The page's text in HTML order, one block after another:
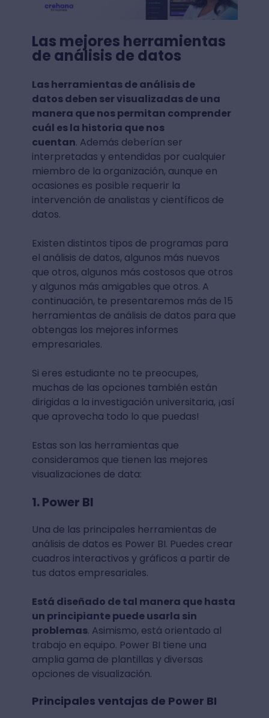
Las mejores herramientas
de análisis de datos
Las herramientas de análisis de
datos deben ser visualizadas de una
manera que nos permitan comprender
cuál es la historia que nos
cuentan. Además deberían ser
interpretadas y entendidas por cualquier
miembro de la organización, aunque en
ocasiones es posible requerir la
intervención de analistas y científicos de
datos.
Existen distintos tipos de programas para
el análisis de datos, algunos más nuevos
que otros, algunos más costosos que otros
y algunos más amigables que otros. A
continuación, te presentaremos más de 15
herramientas de análisis de datos para que
obtengas los mejores informes
empresariales.
Si eres estudiante no te preocupes,
muchas de las opciones también están
dirigidas a la investigación universitaria, ¡así
que aprovecha todo lo que puedas!
Estas son las herramientas que
consideramos que tienen las mejores
visualizaciones de data:
1. Power BI
Una de las principales herramientas de
análisis de datos es Power BI. Puedes crear
cuadros interactivos y gráficos a partir de
tus datos empresariales.
Está diseñado de tal manera que hasta
un principiante puede usarla sin
problemas. Asimismo, está orientado al
trabajo en equipo. Power BI tiene una
amplia gama de plantillas y diversas
opciones de visualización.
Principales ventajas de Power BI